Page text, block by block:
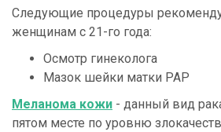
Следующие процедуры
женщинам с 21-го года:
Осмотр гинеколога
Мазок шейки матки РАР
Меланома кожи - данный вид
пятом месте по уровню